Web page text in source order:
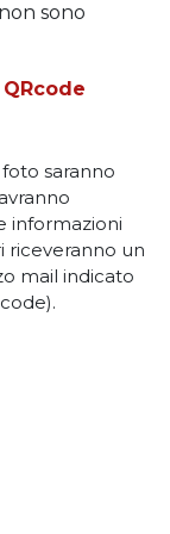
sono
saranno
informazioni
riceveranno un
mail indicato